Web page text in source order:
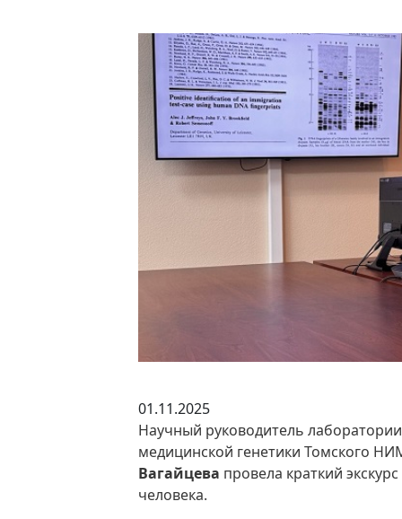
01.11.2025
Научный руководитель
медицинской генетики Томского
Вагайцева провела краткий
человека.